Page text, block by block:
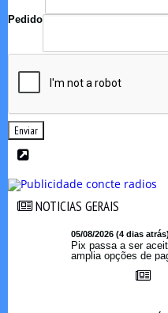
Pedido
Enviar
NOTICIAS GERAIS
05/08/2026 (4 dias atrás)
Pix passa a ser
amplia opções de